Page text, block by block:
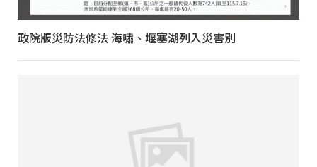
政院版災防法修法 海嘯、堰塞湖列入災害別